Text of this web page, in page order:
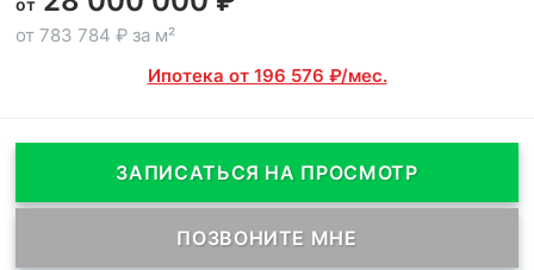
от
от 783 784 ₽ за м²
Ипотека от 196 576 ₽/мес.
ЗАПИСАТЬСЯ НА ПРОСМОТР
ПОЗВОНИТЕ МНЕ